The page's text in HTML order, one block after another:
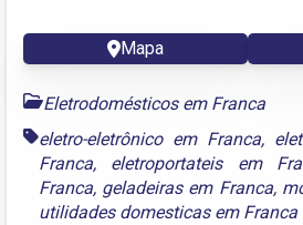
Mapa
Eletrodomésticos em Franca
eletro-eletrônico em Franca,
Franca, eletroportateis em
Franca, geladeiras em Franca,
utilidades domesticas em Franca